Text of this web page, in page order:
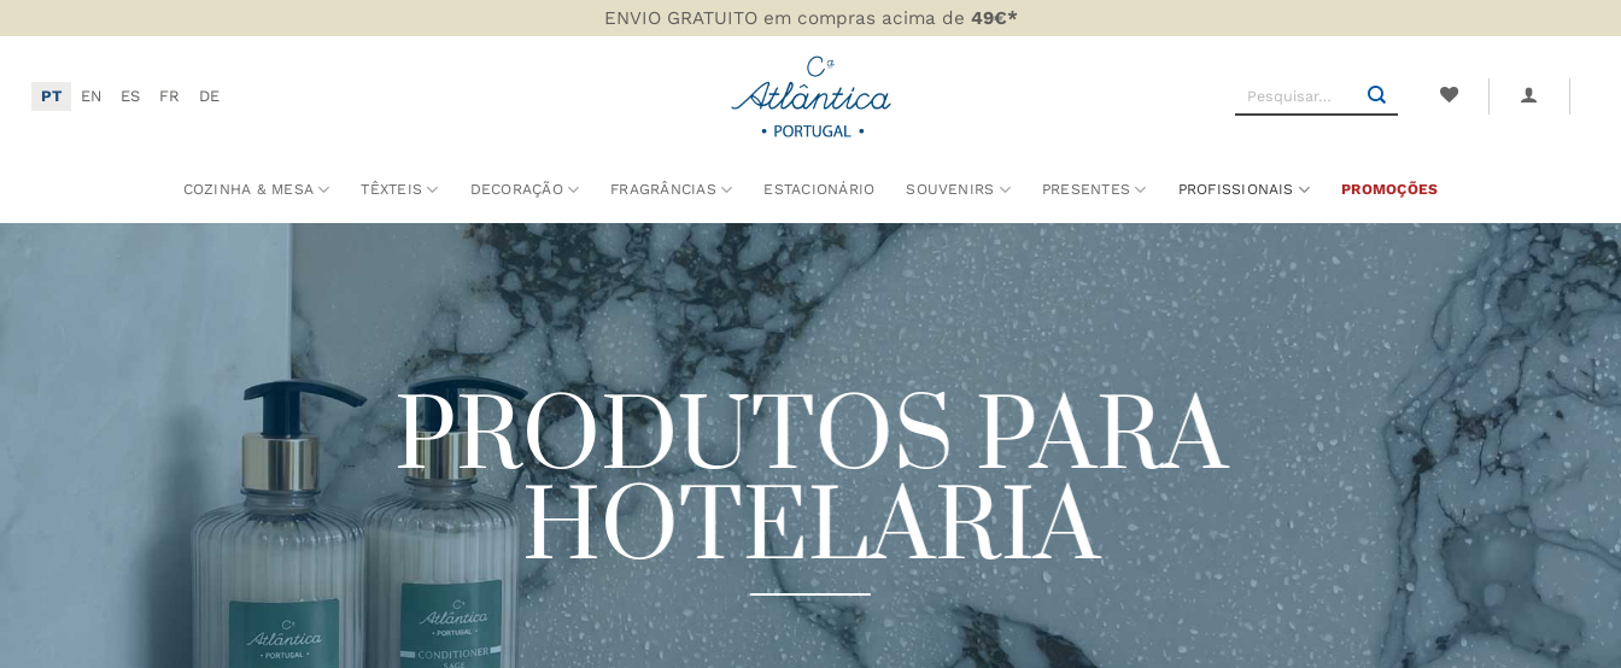
to
ENVIO GRATUITO em compras acima de 49€*
PT EN ES FR DE
Pesquisar
COZINHA & MESA TÊXTEIS DECORAÇÃO FRAGRÂNCIAS ESTACIONÁRIO SOUVENIRS PRESENTES PROFISSIONAIS PROMOÇÕES
PRODUTOS PARA
HOTELARIA